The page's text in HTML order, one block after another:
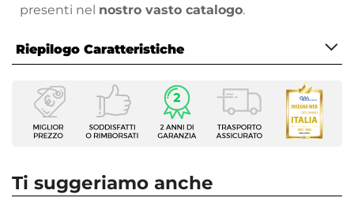
presenti nel nostro vasto catalogo.
Riepilogo Caratteristiche
Caratteristiche
Tipologia
Set sgabelli
Serie
Ti suggeriamo anche